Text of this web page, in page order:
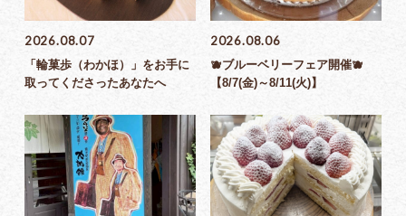
2026.08.07
「輪菓歩（わかほ）」をお手に
取ってくださったあなたへ
2026.08.06
🫐ブルーベリーフェア開催🫐
【8/7(金)～8/11(火)】